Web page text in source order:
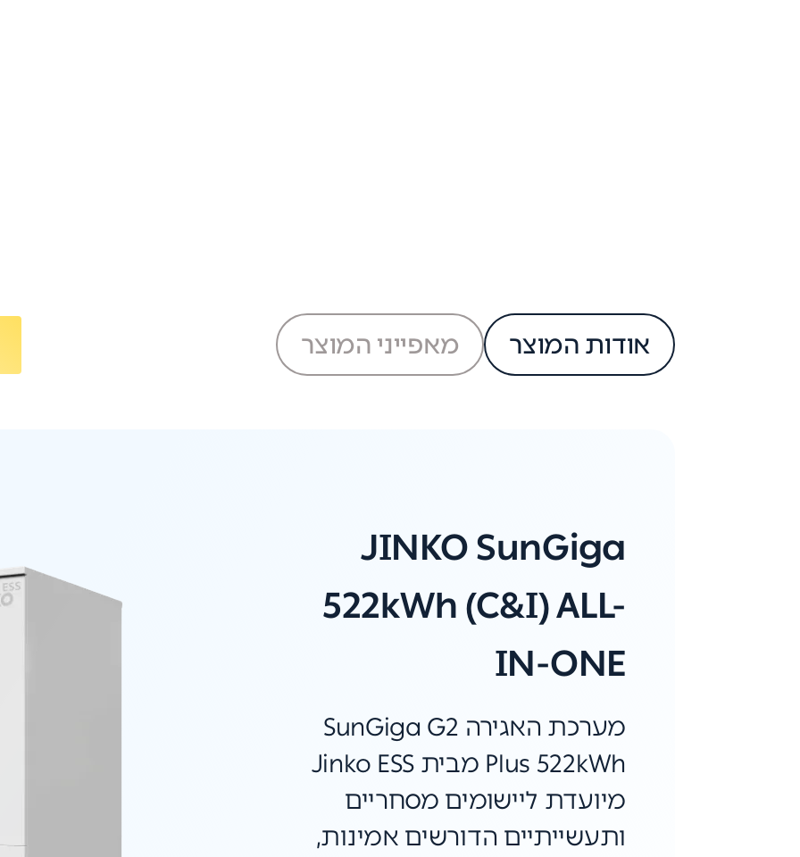
אודות המוצר מאפייני המוצר
JINKO SunGiga
522kWh (C&I) ALL-
IN-ONE
מערכת האגירה SunGiga G2
Plus 522kWh מבית Jinko ESS
מיועדת ליישומים מסחריים
ותעשייתיים הדורשים אמינות,